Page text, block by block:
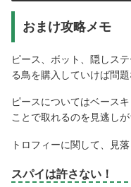
おまけ攻略メモ
ピース、ボット、隠しス
る鳥を購入していけば問
ピースについてはベース
ことで取れるのを見逃しが
トロフィーに関して、見
スパイは許さない！